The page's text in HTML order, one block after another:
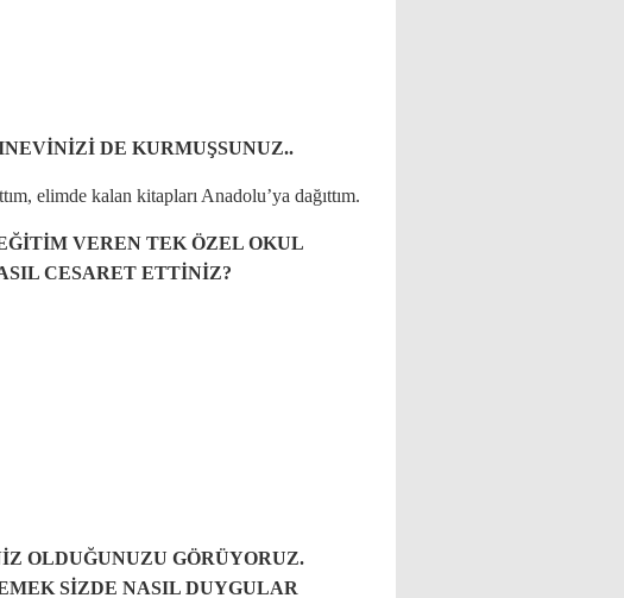
DE KURMUŞSUNUZ..
elimde kalan kitapları Anadolu’ya dağıttım.
VEREN TEK ÖZEL OKUL
CESARET ETTİNİZ?
OLDUĞUNUZU GÖRÜYORUZ.
SİZDE NASIL DUYGULAR